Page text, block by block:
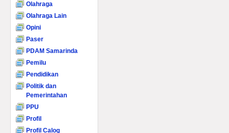
Olahraga
Olahraga Lain
Opini
Paser
PDAM Samarinda
Pemilu
Pendidikan
Politik dan
Pemerintahan
PPU
Profil
Profil Calog